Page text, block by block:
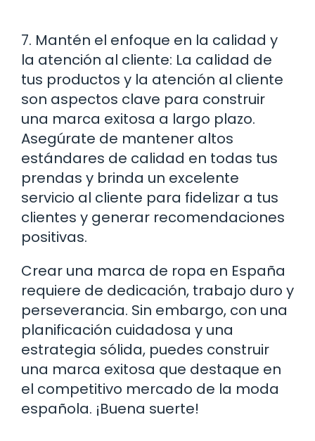
7. Mantén el enfoque en la calidad y
la atención al cliente: La calidad de
tus productos y la atención al cliente
son aspectos clave para construir
una marca exitosa a largo plazo.
Asegúrate de mantener altos
estándares de calidad en todas tus
prendas y brinda un excelente
servicio al cliente para fidelizar a tus
clientes y generar recomendaciones
positivas.
Crear una marca de ropa en España
requiere de dedicación, trabajo duro y
perseverancia. Sin embargo, con una
planificación cuidadosa y una
estrategia sólida, puedes construir
una marca exitosa que destaque en
el competitivo mercado de la moda
española. ¡Buena suerte!